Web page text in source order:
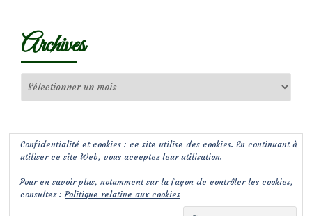
Archives
Confidentialité et cookies : ce site utilise des cookies. En continuant à
utiliser ce site Web, vous acceptez leur utilisation.
Pour en savoir plus, notamment sur la façon de contrôler les cookies,
consultez :Politique relative aux cookies